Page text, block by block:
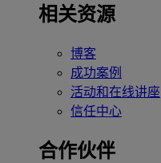
相关资源
博客
成功案例
活动和在线讲座
信任中心
合作伙伴